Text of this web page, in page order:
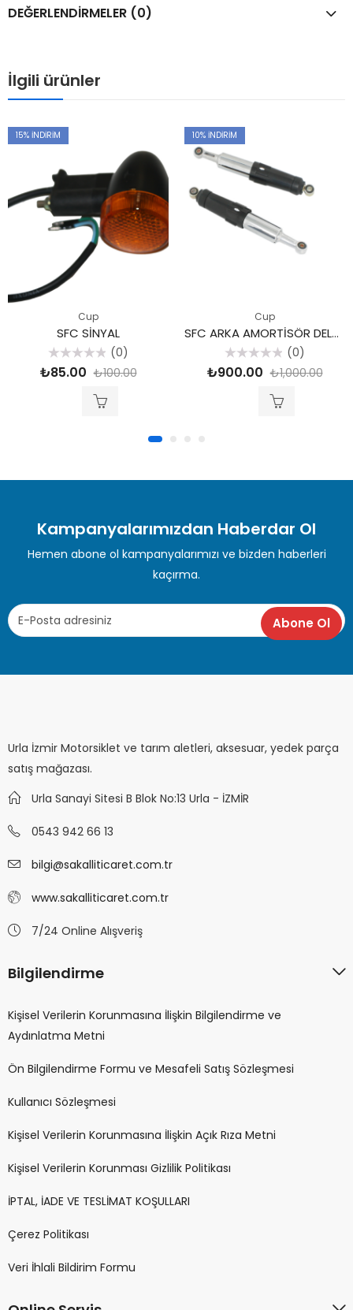
DEĞERLENDIRMELER (0)
İlgili ürünler
15% İNDIRIM
Cup
SFC SİNYAL
5
üzerinden
(0)
₺85.00 ₺100.00
10% İNDIRIM
Cup
SFC ARKA AMORTİSÖR DELTAFORCE
5
üzerinden
(0)
₺900.00 ₺1,000.00
Kampanyalarımızdan Haberdar Ol
Hemen abone ol kampanyalarımızı ve bizden haberleri
kaçırma.
Urla İzmir Motorsiklet ve tarım aletleri, aksesuar, yedek parça
satış mağazası.
Urla Sanayi Sitesi B Blok No:13 Urla - İZMİR
0543 942 66 13
bilgi@sakalliticaret.com.tr
www.sakalliticaret.com.tr
7/24 Online Alışveriş
Bilgilendirme
Kişisel Verilerin Korunmasına İlişkin Bilgilendirme ve
Aydınlatma Metni
Ön Bilgilendirme Formu ve Mesafeli Satış Sözleşmesi
Kullanıcı Sözleşmesi
Kişisel Verilerin Korunmasına İlişkin Açık Rıza Metni
Kişisel Verilerin Korunması Gizlilik Politikası
İPTAL, İADE VE TESLİMAT KOŞULLARI
Çerez Politikası
Veri İhlali Bildirim Formu